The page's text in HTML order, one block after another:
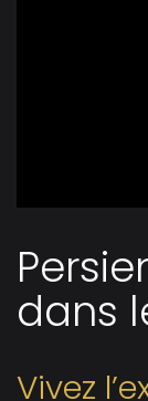
dans
Vivez